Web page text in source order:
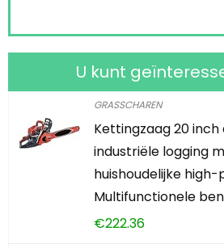
U kunt
GRASSCHAREN
Kettingzaag 20
industriële logging
huishoudelijke high-
Multifunctionele
€222.36